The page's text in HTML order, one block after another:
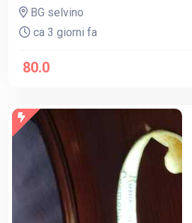
BG selvino
ca 3 giorni fa
80.0